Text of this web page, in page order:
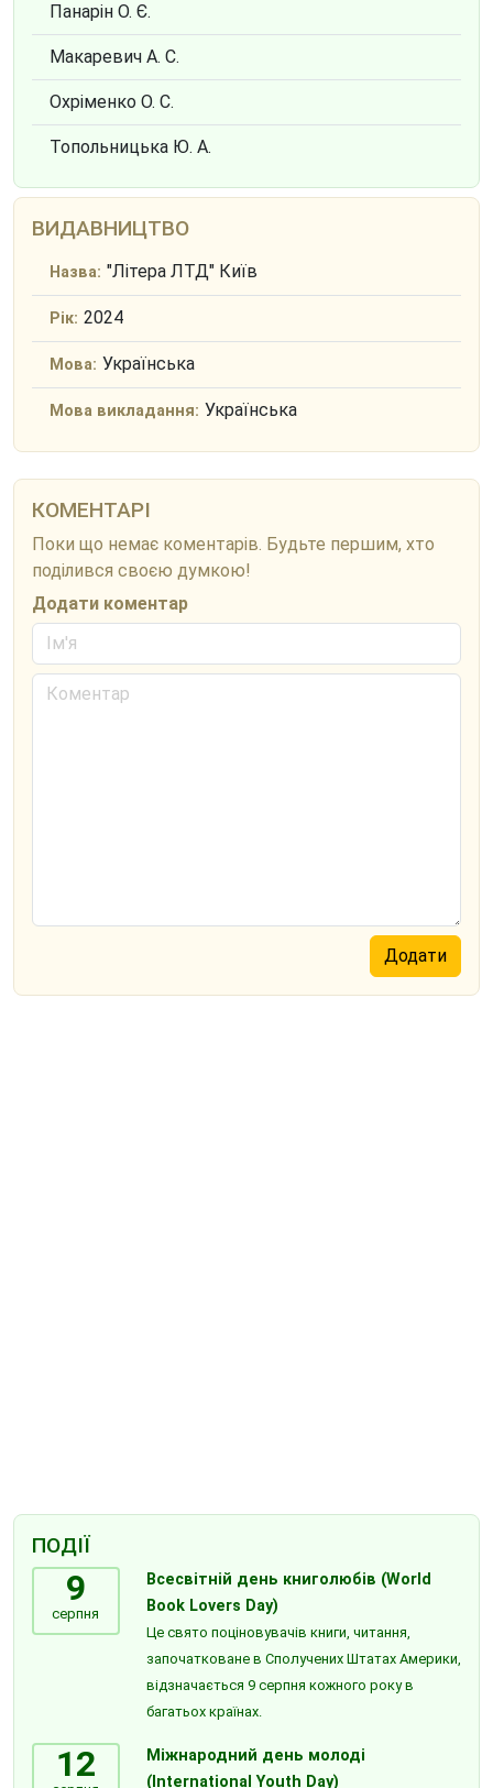
Панарін О. Є.
Макаревич А. С.
Охріменко О. С.
Топольницька Ю. А.
ВИДАВНИЦТВО
Назва: "Літера ЛТД" Київ
Рік: 2024
Мова: Українська
Мова викладання: Українська
КОМЕНТАРІ
Поки що немає коментарів. Будьте першим, хто
поділився своєю думкою!
Додати коментар
ПОДІЇ
9
серпня
Всесвітній день книголюбів (World
Book Lovers Day)
Це свято поціновувачів книги, читання,
започатковане в Сполучених Штатах Америки,
відзначається 9 серпня кожного року в
багатьох країнах.
12
Міжнародний день молоді
(International Youth Day)